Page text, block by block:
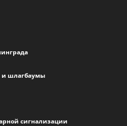
и шлагбаумы
сигнализации